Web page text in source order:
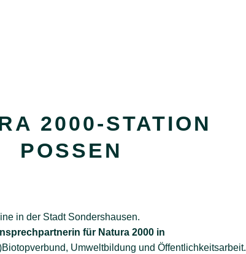
2000-STATION
POSSEN
in der Stadt Sondershausen.
für Natura 2000 in
Umweltbildung und Öffentlichkeitsarbeit.